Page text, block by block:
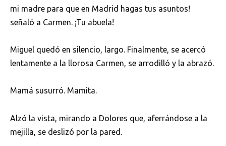
mi madre para que en Madrid hagas tus asuntos!
señaló a Carmen. ¡Tu abuela!
Miguel quedó en silencio, largo. Finalmente, se acercó
lentamente a la llorosa Carmen, se arrodilló y la abrazó.
Mamá susurró. Mamita.
Alzó la vista, mirando a Dolores que, aferrándose a la
mejilla, se deslizó por la pared.